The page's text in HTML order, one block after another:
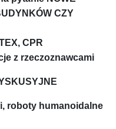
CZY
CPR
z rzeczoznawcami
roboty humanoidalne